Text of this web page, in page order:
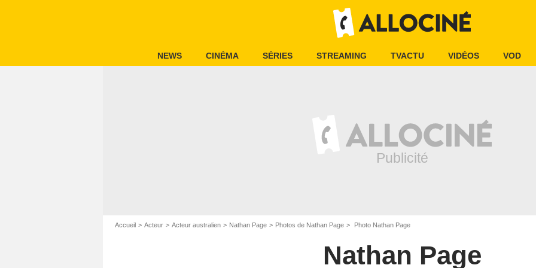
NEWS CINÉMA SÉRIES STREAMING TVACTU VIDÉOS VOD
Accueil Acteur Acteur australien Nathan Page Photos de Nathan Page Photo Nathan Page
Nathan Page